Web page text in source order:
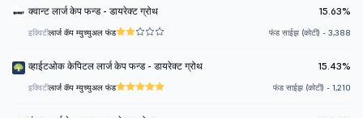
क्वान्ट लार्ज केप फन्ड - डायरेक्ट ग्रोथ 15.63%
इक्विटीलार्ज कॅप म्युच्युअल फंड फंड साईझ (कोटी) - 3,388
व्हाईटओक केपिटल लार्ज केप फन्ड - डायरेक्ट ग्रोथ 15.43%
इक्विटीलार्ज कॅप म्युच्युअल फंड फंड साईझ (कोटी) - 1,210